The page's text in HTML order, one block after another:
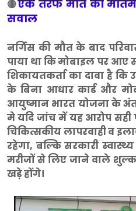
🔴एक तरफ मौत का
सवाल
नर्गिस की मौत के बाद
पाया था कि मोबाइल पर आए
शिकायतकर्ता का दावा है
के बिना आधार कार्ड और
आयुष्मान भारत योजना के
मे यदि जांच में यह आरोप सही
चिकित्सकीय लापरवाही व
रहेगा, बल्कि सरकारी
मरीजों से लिए जाने वाले शुल्क
खड़े होंगे।